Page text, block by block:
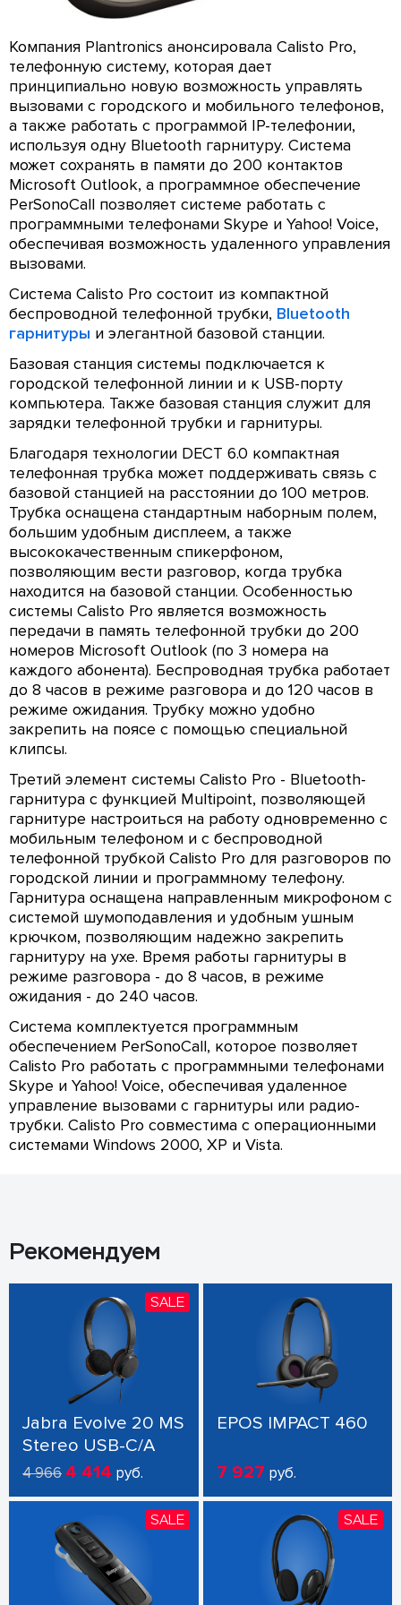
Компания Plantronics анонсировала Calisto Pro,
телефонную систему, которая дает
принципиально новую возможность управлять
вызовами с городского и мобильного телефонов,
а также работать с программой IP-телефонии,
используя одну Bluetooth гарнитуру. Система
может сохранять в памяти до 200 контактов
Microsoft Outlook, а программное обеспечение
PerSonoCall позволяет системе работать с
программными телефонами Skype и Yahoo! Voice,
обеспечивая возможность удаленного управления
вызовами.
Система Calisto Pro состоит из компактной
беспроводной телефонной трубки, Bluetooth
гарнитуры и элегантной базовой станции.
Базовая станция системы подключается к
городской телефонной линии и к USB-порту
компьютера. Также базовая станция служит для
зарядки телефонной трубки и гарнитуры.
Благодаря технологии DECT 6.0 компактная
телефонная трубка может поддерживать связь с
базовой станцией на расстоянии до 100 метров.
Трубка оснащена стандартным наборным полем,
большим удобным дисплеем, а также
высококачественным спикерфоном,
позволяющим вести разговор, когда трубка
находится на базовой станции. Особенностью
системы Calisto Pro является возможность
передачи в память телефонной трубки до 200
номеров Microsoft Outlook (по 3 номера на
каждого абонента). Беспроводная трубка работает
до 8 часов в режиме разговора и до 120 часов в
режиме ожидания. Трубку можно удобно
закрепить на поясе с помощью специальной
клипсы.
Третий элемент системы Calisto Pro - Bluetooth-
гарнитура с функцией Multipoint, позволяющей
гарнитуре настроиться на работу одновременно с
мобильным телефоном и с беспроводной
телефонной трубкой Calisto Pro для разговоров по
городской линии и программному телефону.
Гарнитура оснащена направленным микрофоном с
системой шумоподавления и удобным ушным
крючком, позволяющим надежно закрепить
гарнитуру на ухе. Время работы гарнитуры в
режиме разговора - до 8 часов, в режиме
ожидания - до 240 часов.
Система комплектуется программным
обеспечением PerSonoCall, которое позволяет
Calisto Pro работать с программными телефонами
Skype и Yahoo! Voice, обеспечивая удаленное
управление вызовами с гарнитуры или радио-
трубки. Calisto Pro совместима с операционными
системами Windows 2000, XP и Vista.
Рекомендуем
SALE
Jabra Evolve 20 MS
Stereo USB-C/A
4 966 4 414 руб.
EPOS IMPACT 460
7 927 руб.
SALE SALE